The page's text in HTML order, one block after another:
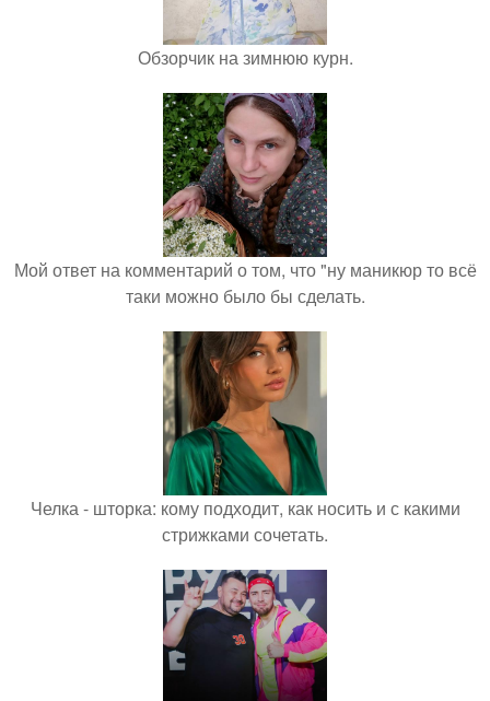
Обзорчик на зимнюю курн.
Мой ответ на комментарий о том, что "ну маникюр то всё
таки можно было бы сделать.
Челка - шторка: кому подходит, как носить и с какими
стрижками сочетать.